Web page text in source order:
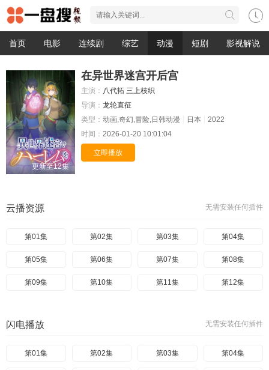
首页 电影 连续剧 综艺 动漫 短剧 影视解说
更新至12集
在异世界迷宫开后宫
主演： 八代拓 三上枝织
导演： 龙轮直征
类型： 动画,奇幻,冒险,日韩动漫 日本
2022
时间： 2026-01-20 10:01:04
立即播放
无需安装任何插件
云播资源
第01集 第02集 第03集 第04集
第05集 第06集 第07集 第08集
第09集 第10集 第11集 第12集
无需安装任何插件
闪电播放
第01集 第02集 第03集 第04集